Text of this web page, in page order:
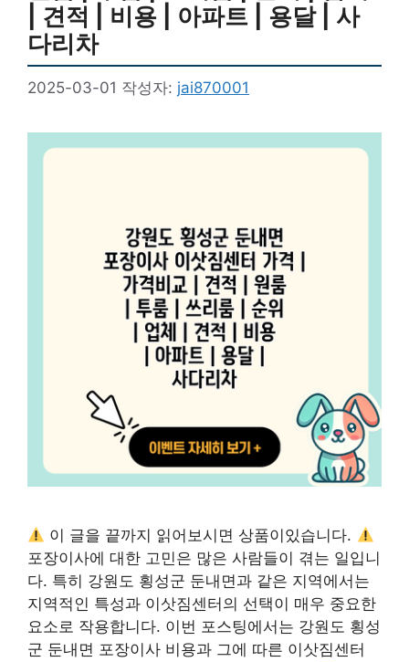
| 견적 | 비용 | 아파트 | 용달 | 사
다리차
2025-03-01 작성자: jai870001
이 글을 끝까지 읽어보시면 상품이있습니다.
포장이사에 대한 고민은 많은 사람들이 겪는 일입니
다. 특히 강원도 횡성군 둔내면과 같은 지역에서는
지역적인 특성과 이삿짐센터의 선택이 매우 중요한
요소로 작용합니다. 이번 포스팅에서는 강원도 횡성
군 둔내면 포장이사 비용과 그에 따른 이삿짐센터